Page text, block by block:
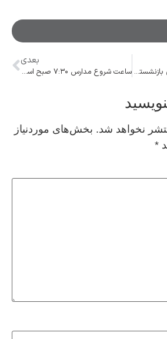
زمان بندی پرداخت حقوق بازنشستگان تامین اجتماعی در شهریورماه اعلام شد+ جدول
بعدی
ساعت شروع مدارس ۷:۳۰ صبح است
نخواهد شد. بخش‌های موردنیاز
*